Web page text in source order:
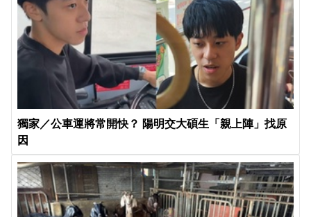
獨家／公車運將常開快？ 陽明交大碩生「親上陣」找原
因